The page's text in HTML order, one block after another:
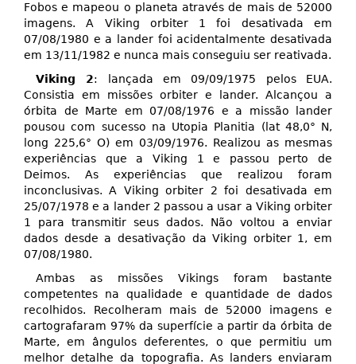
Fobos e mapeou o planeta através de mais de 52000
imagens. A Viking orbiter 1 foi desativada em
07/08/1980 e a lander foi acidentalmente desativada
em 13/11/1982 e nunca mais conseguiu ser reativada.
Viking 2: lançada em 09/09/1975 pelos EUA.
Consistia em missões orbiter e lander. Alcançou a
órbita de Marte em 07/08/1976 e a missão lander
pousou com sucesso na Utopia Planitia (lat 48,0° N,
long 225,6° O) em 03/09/1976. Realizou as mesmas
experiências que a Viking 1 e passou perto de
Deimos. As experiências que realizou foram
inconclusivas. A Viking orbiter 2 foi desativada em
25/07/1978 e a lander 2 passou a usar a Viking orbiter
1 para transmitir seus dados. Não voltou a enviar
dados desde a desativação da Viking orbiter 1, em
07/08/1980.
Ambas as missões Vikings foram bastante
competentes na qualidade e quantidade de dados
recolhidos. Recolheram mais de 52000 imagens e
cartografaram 97% da superfície a partir da órbita de
Marte, em ângulos deferentes, o que permitiu um
melhor detalhe da topografia. As landers enviaram